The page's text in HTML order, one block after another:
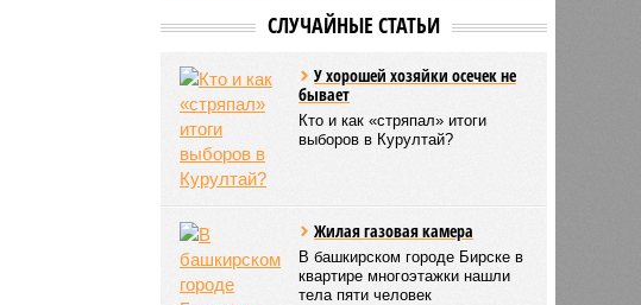
СЛУЧАЙНЫЕ СТАТЬИ
У хорошей хозяйки осечек не
бывает
Кто и как «стряпал» итоги
выборов в Курултай?
Жилая газовая камера
В башкирском городе Бирске в
квартире многоэтажки нашли
тела пяти человек